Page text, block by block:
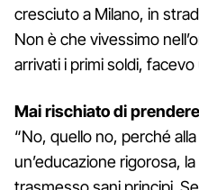
cresciuto a Milano, in
Non è che vivessimo
arrivati i primi soldi, facevo
Mai rischiato di
“No, quello no, perché
un’educazione rigorosa,